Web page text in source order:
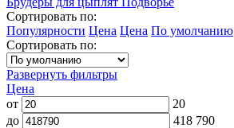
Сортировать по:
Популярности Цена Цена По умолчанию
Сортировать по:
Развернуть фильтры
Цена
от
20
до
418 790